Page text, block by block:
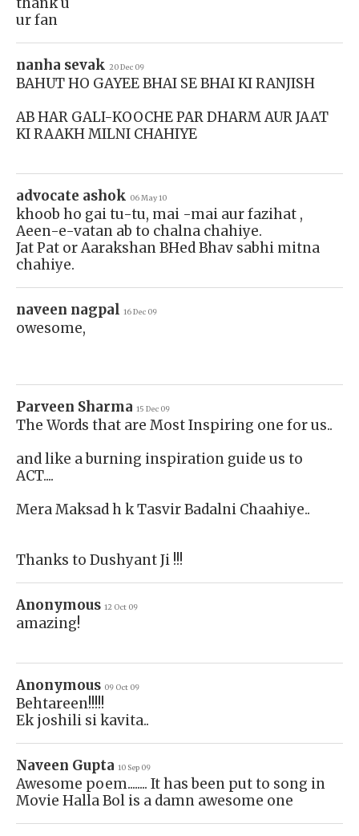
ur fan
nanha sevak 20 Dec 09
BAHUT HO GAYEE BHAI SE BHAI KI RANJISH
AB HAR GALI-KOOCHE PAR DHARM AUR JAAT
KI RAAKH MILNI CHAHIYE
advocate ashok 06 May 10
khoob ho gai tu-tu, mai -mai aur fazihat ,
Aeen-e-vatan ab to chalna chahiye.
Jat Pat or Aarakshan BHed Bhav sabhi mitna
chahiye.
naveen nagpal 16 Dec 09
owesome,
Parveen Sharma 15 Dec 09
The Words that are Most Inspiring one for us..
and like a burning inspiration guide us to
ACT....
Mera Maksad h k Tasvir Badalni Chaahiye..
Thanks to Dushyant Ji !!!
Anonymous 12 Oct 09
amazing!
Anonymous 09 Oct 09
Behtareen!!!!!
Ek joshili si kavita..
Naveen Gupta 10 Sep 09
Awesome poem........ It has been put to song in
Movie Halla Bol is a damn awesome one